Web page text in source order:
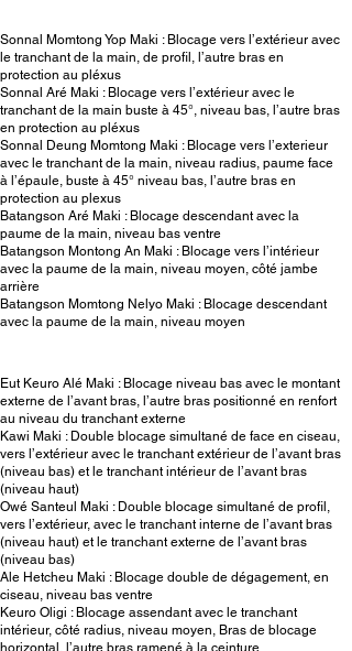
Sonnal Momtong Yop Maki : Blocage vers l’extérieur avec
le tranchant de la main, de profil, l’autre bras en
protection au pléxus
Sonnal Aré Maki : Blocage vers l’extérieur avec le
tranchant de la main buste à 45°, niveau bas, l’autre bras
en protection au pléxus
Sonnal Deung Momtong Maki : Blocage vers l’exterieur
avec le tranchant de la main, niveau radius, paume face
à l’épaule, buste à 45° niveau bas, l’autre bras en
protection au plexus
Batangson Aré Maki : Blocage descendant avec la
paume de la main, niveau bas ventre
Batangson Montong An Maki : Blocage vers l’intérieur
avec la paume de la main, niveau moyen, côté jambe
arrière
Batangson Momtong Nelyo Maki : Blocage descendant
avec la paume de la main, niveau moyen
Eut Keuro Alé Maki : Blocage niveau bas avec le montant
externe de l’avant bras, l’autre bras positionné en renfort
au niveau du tranchant externe
Kawi Maki : Double blocage simultané de face en ciseau,
vers l’extérieur avec le tranchant extérieur de l’avant bras
(niveau bas) et le tranchant intérieur de l’avant bras
(niveau haut)
Owé Santeul Maki : Double blocage simultané de profil,
vers l’extérieur, avec le tranchant interne de l’avant bras
(niveau haut) et le tranchant externe de l’avant bras
(niveau bas)
Ale Hetcheu Maki : Blocage double de dégagement, en
ciseau, niveau bas ventre
Keuro Oligi : Blocage assendant avec le tranchant
intérieur, côté radius, niveau moyen, Bras de blocage
horizontal, l’autre bras ramené à la ceinture